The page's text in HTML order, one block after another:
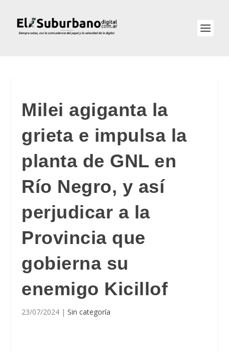
Milei agiganta la
grieta e impulsa la
planta de GNL en
Río Negro, y así
perjudicar a la
Provincia que
gobierna su
enemigo Kicillof
23/07/2024 |Sin categoría